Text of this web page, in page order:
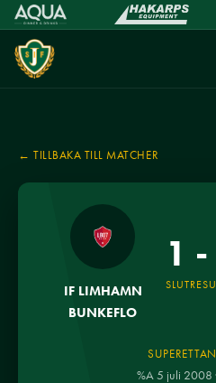
← TILLBAKA TILL MATCHER
IF LIMHAMN
BUNKEFLO
1
%A 5 juli 2008